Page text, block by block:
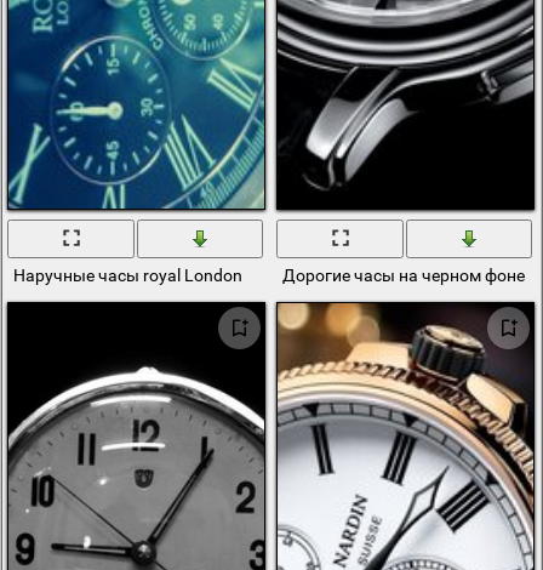
Наручные часы royal London Дорогие часы на черном фоне